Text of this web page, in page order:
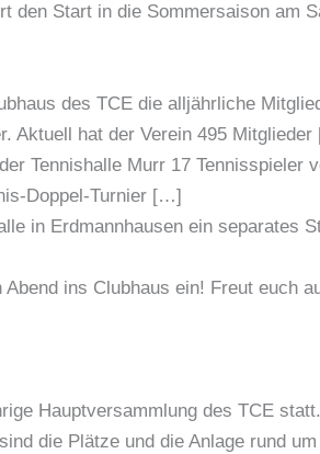
den Start in die Sommersaison am
des TCE die alljährliche
Aktuell hat der Verein 495
Tennishalle Murr 17 Tennisspieler
Doppel-Turnier […]
in Erdmannhausen ein separates
ins Clubhaus ein! Freut euch
Hauptversammlung des TCE
die Plätze und die Anlage rund